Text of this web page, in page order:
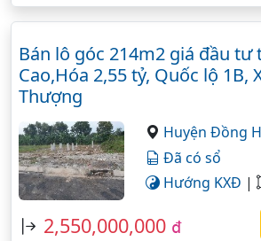
Bán lô góc 214m2 giá đầu tư
Cao,Hóa 2,55 tỷ, Quốc lộ 1B,
Thượng
Huyện Đồng
Đã có sổ
Hướng KXĐ |
2,550,000,000 đ